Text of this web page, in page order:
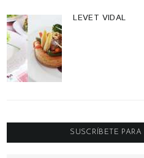
LEVET VIDAL
SUSCRÍBETE